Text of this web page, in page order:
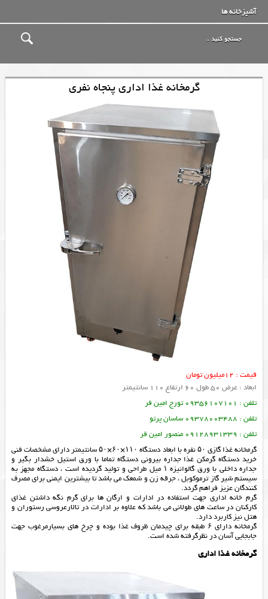
آشپزخانه ها
گرمخانه غذا اداری پنجاه نفری
قیمت : 12میلیون تومان
ابعاد : عرض 50 طول 60 ارتفاع 110 سانتیمتر
تلفن : 09356107101 تورج امین فر
تلفن : 09378003488 ساسان پرتو
تلفن : 09128931339 منصور امین فر
گرمخانه غذا گازی ۵۰ نفره با ابعاد دستگاه ۱۱۰×۶۰×۵۰ سانتیمتر دارای مشخصات فنی
خرید دستگاه گرمکن غذا جداره بیرونی دستگاه تماما با ورق استیل خشدار بگیر و
جداره داخلی با ورق گالوانیزه ۱ میل طراحی و تولید گردیده است ، دستگاه مجهز به
سیستم شیر گاز ترموکوبل ، جرقه زن و شمعک می باشد تا بیشترین ایمنی برای مصرف
کنندگان عزیز فراهم گردد.
گرم خانه اداری جهت استفاده در ادارات و ارگان ها برای گرم نگه داشتن غذای
کارکنان در ساعت های طولانی می باشد که علاوه بر ادارات در تالارعروسی رستوران و
هتل نیز کاربرد دارد.
گرمخانه دارای ۶ طبقه برای چیدمان ظروف غذا بوده و چرخ های بسیارمرغوب جهت
جابجایی آسان در نظرگرفته شده است.
گرمخانه غذا اداری